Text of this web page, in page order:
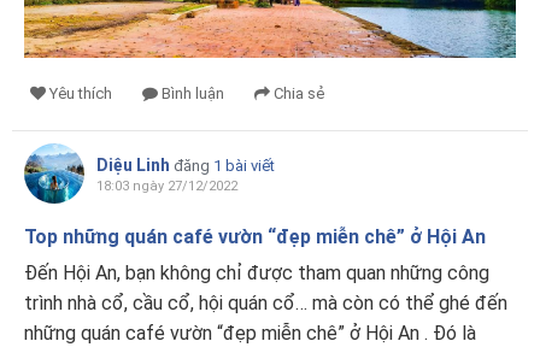
Yêu thích Bình luận Chia sẻ
Diệu Linh đăng 1 bài viết
18:03 ngày 27/12/2022
Top những quán café vườn “đẹp miễn chê” ở Hội An
Đến Hội An, bạn không chỉ được tham quan những công
trình nhà cổ, cầu cổ, hội quán cổ… mà còn có thể ghé đến
những quán café vườn “đẹp miễn chê” ở Hội An . Đó là